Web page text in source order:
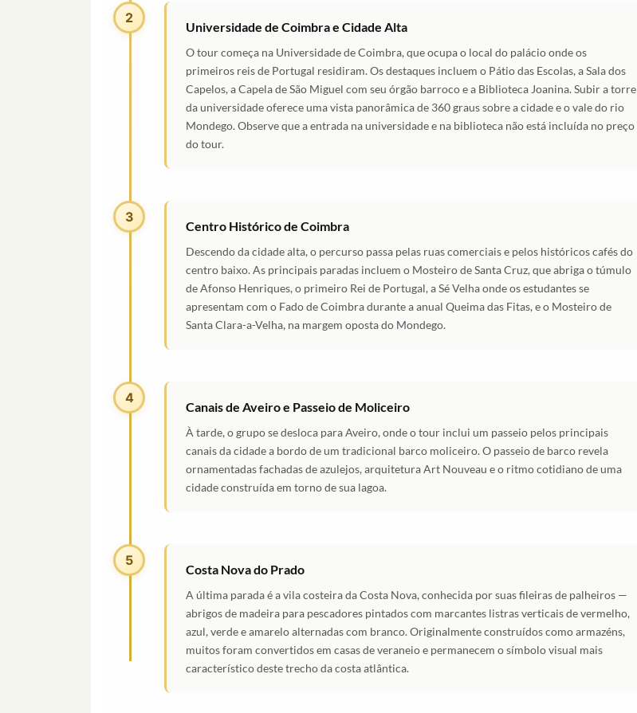
2
Universidade de Coimbra e Cidade Alta
O tour começa na Universidade de Coimbra, que ocupa o local do palácio onde os
primeiros reis de Portugal residiram. Os destaques incluem o Pátio das Escolas, a Sala dos
Capelos, a Capela de São Miguel com seu órgão barroco e a Biblioteca Joanina. Subir a torre
da universidade oferece uma vista panorâmica de 360 graus sobre a cidade e o vale do rio
Mondego. Observe que a entrada na universidade e na biblioteca não está incluída no preço
do tour.
3
Centro Histórico de Coimbra
Descendo da cidade alta, o percurso passa pelas ruas comerciais e pelos históricos cafés do
centro baixo. As principais paradas incluem o Mosteiro de Santa Cruz, que abriga o túmulo
de Afonso Henriques, o primeiro Rei de Portugal, a Sé Velha onde os estudantes se
apresentam com o Fado de Coimbra durante a anual Queima das Fitas, e o Mosteiro de
Santa Clara-a-Velha, na margem oposta do Mondego.
4
Canais de Aveiro e Passeio de Moliceiro
À tarde, o grupo se desloca para Aveiro, onde o tour inclui um passeio pelos principais
canais da cidade a bordo de um tradicional barco moliceiro. O passeio de barco revela
ornamentadas fachadas de azulejos, arquitetura Art Nouveau e o ritmo cotidiano de uma
cidade construída em torno de sua lagoa.
5
Costa Nova do Prado
A última parada é a vila costeira da Costa Nova, conhecida por suas fileiras de palheiros —
abrigos de madeira para pescadores pintados com marcantes listras verticais de vermelho,
azul, verde e amarelo alternadas com branco. Originalmente construídos como armazéns,
muitos foram convertidos em casas de veraneio e permanecem o símbolo visual mais
característico deste trecho da costa atlântica.